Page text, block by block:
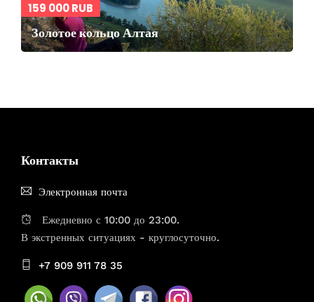
159 000 RUB
Золотое кольцо Алтая
Контакты
Электронная почта
Ежедневно с 10:00 до 23:00.
В экстренных ситуациях - круглосуточно.
+7 909 911 78 35